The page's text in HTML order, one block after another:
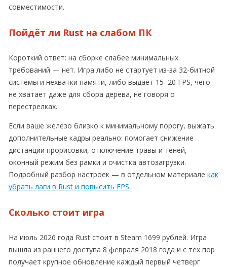
совместимости.
Пойдёт ли Rust на слабом ПК
Короткий ответ: на сборке слабее минимальных
требований — нет. Игра либо не стартует из-за 32-битной
системы и нехватки памяти, либо выдаёт 15–20 FPS, чего
не хватает даже для сбора дерева, не говоря о
перестрелках.
Если ваше железо близко к минимальному порогу, выжать
дополнительные кадры реально: помогает снижение
дистанции прорисовки, отключение травы и теней,
оконный режим без рамки и очистка автозагрузки.
Подробный разбор настроек — в отдельном материале как
убрать лаги в Rust и повысить FPS.
Сколько стоит игра
На июль 2026 года Rust стоит в Steam 1699 рублей. Игра
вышла из раннего доступа 8 февраля 2018 года и с тех пор
получает крупное обновление каждый первый четверг